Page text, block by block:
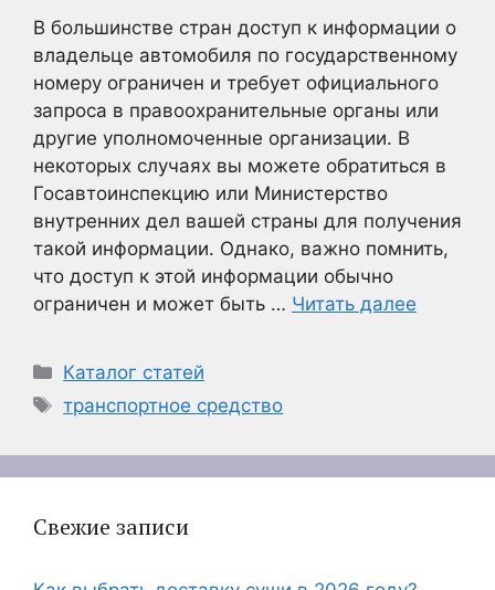
В большинстве стран доступ к информации о
владельце автомобиля по государственному
номеру ограничен и требует официального
запроса в правоохранительные органы или
другие уполномоченные организации. В
некоторых случаях вы можете обратиться в
Госавтоинспекцию или Министерство
внутренних дел вашей страны для получения
такой информации. Однако, важно помнить,
что доступ к этой информации обычно
ограничен и может быть … Читать далее
Рубрики
Каталог статей
Метки
транспортное средство
Свежие записи